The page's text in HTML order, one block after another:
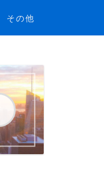
その他